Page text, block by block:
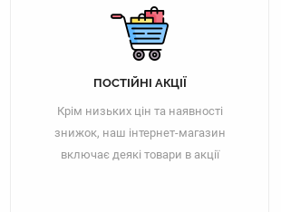
ПОСТІЙНІ АКЦІЇ
Крім низьких цін та наявності
знижок, наш інтернет-магазин
включає деякі товари в акції